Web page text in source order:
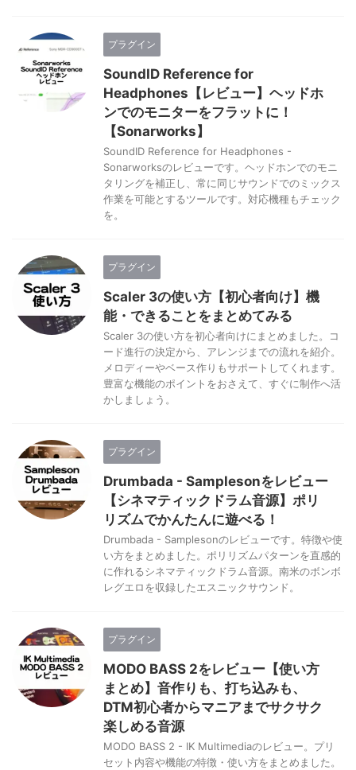
プラグイン
SoundID Reference for
Headphones【レビュー】ヘッドホ
ンでのモニターをフラットに！
【Sonarworks】
SoundID Reference for Headphones -
Sonarworksのレビューです。ヘッドホンでのモニ
タリングを補正し、常に同じサウンドでのミックス
作業を可能とするツールです。対応機種もチェック
を。
プラグイン
Scaler 3の使い方【初心者向け】機
能・できることをまとめてみる
Scaler 3の使い方を初心者向けにまとめました。コ
ード進行の決定から、アレンジまでの流れを紹介。
メロディーやベース作りもサポートしてくれます。
豊富な機能のポイントをおさえて、すぐに制作へ活
かしましょう。
プラグイン
Drumbada - Samplesonをレビュー
【シネマティックドラム音源】ポリ
リズムでかんたんに遊べる！
Drumbada - Samplesonのレビューです。特徴や使
い方をまとめました。ポリリズムパターンを直感的
に作れるシネマティックドラム音源。南米のボンボ
レグエロを収録したエスニックサウンド。
プラグイン
MODO BASS 2をレビュー【使い方
まとめ】音作りも、打ち込みも、
DTM初心者からマニアまでサクサク
楽しめる音源
MODO BASS 2 - IK Multimediaのレビュー。プリ
セット内容や機能の特徴・使い方をまとめました。